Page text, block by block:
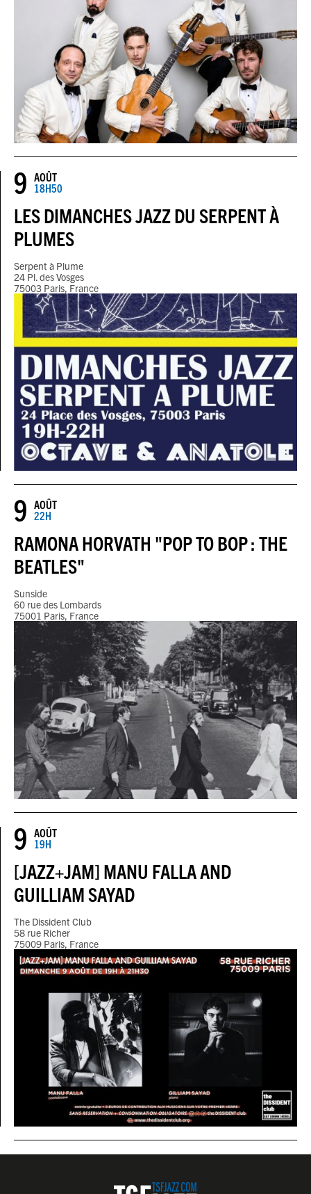
9 AOÛT
18H50
LES DIMANCHES JAZZ DU SERPENT À
PLUMES
Serpent à Plume
24 Pl. des Vosges
75003 Paris, France
9 AOÛT
22H
RAMONA HORVATH "POP TO BOP : THE
BEATLES"
Sunside
60 rue des Lombards
75001 Paris, France
9 AOÛT
19H
[JAZZ+JAM] MANU FALLA AND
GUILLIAM SAYAD
The Dissident Club
58 rue Richer
75009 Paris, France